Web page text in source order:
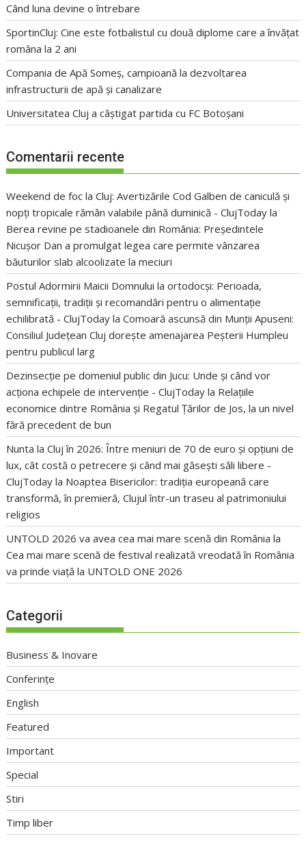
Când luna devine o întrebare
SportinCluj: Cine este fotbalistul cu două diplome care a învățat
româna la 2 ani
Compania de Apă Someș, campioană la dezvoltarea
infrastructurii de apă și canalizare
Universitatea Cluj a câștigat partida cu FC Botoșani
Comentarii recente
Weekend de foc la Cluj: Avertizările Cod Galben de caniculă și
nopți tropicale rămân valabile până duminică - ClujToday la
Berea revine pe stadioanele din România: Președintele
Nicușor Dan a promulgat legea care permite vânzarea
băuturilor slab alcoolizate la meciuri
Postul Adormirii Maicii Domnului la ortodocși: Perioada,
semnificații, tradiții și recomandări pentru o alimentație
echilibrată - ClujToday laComoară ascunsă din Munții Apuseni:
Consiliul Județean Cluj dorește amenajarea Peșterii Humpleu
pentru publicul larg
Dezinsecție pe domeniul public din Jucu: Unde și când vor
acționa echipele de intervenție - ClujToday la Relațiile
economice dintre România și Regatul Țărilor de Jos, la un nivel
fără precedent de bun
Nunta la Cluj în 2026: Între meniuri de 70 de euro și opțiuni de
lux, cât costă o petrecere și când mai găsești săli libere -
ClujToday la Noaptea Bisericilor: tradiția europeană care
transformă, în premieră, Clujul într-un traseu al patrimoniului
religios
UNTOLD 2026 va avea cea mai mare scenă din România la
Cea mai mare scenă de festival realizată vreodată în România
va prinde viață la UNTOLD ONE 2026
Categorii
Business & Inovare
Conferințe
English
Featured
Important
Special
Stiri
Timp liber